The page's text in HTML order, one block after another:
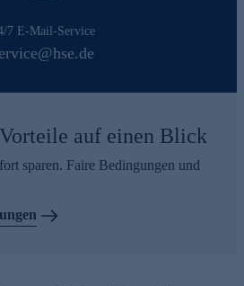
7 E-Mail-Service
auf einen Blick
sparen. Faire Bedingungen und